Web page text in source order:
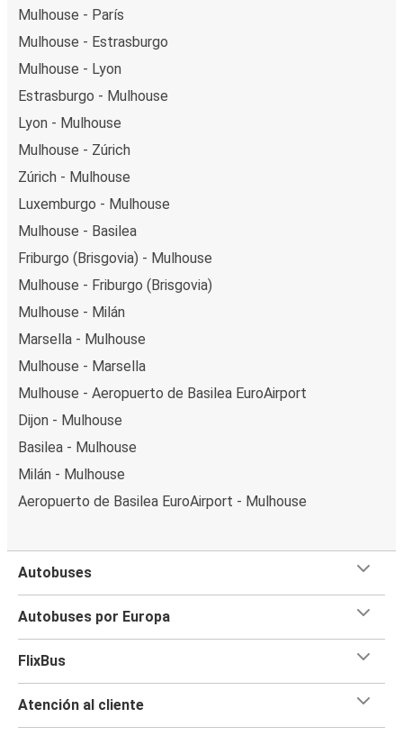
Mulhouse - París
Mulhouse - Estrasburgo
Mulhouse - Lyon
Estrasburgo - Mulhouse
Lyon - Mulhouse
Mulhouse - Zúrich
Zúrich - Mulhouse
Luxemburgo - Mulhouse
Mulhouse - Basilea
Friburgo (Brisgovia) - Mulhouse
Mulhouse - Friburgo (Brisgovia)
Mulhouse - Milán
Marsella - Mulhouse
Mulhouse - Marsella
Mulhouse - Aeropuerto de Basilea EuroAirport
Dijon - Mulhouse
Basilea - Mulhouse
Milán - Mulhouse
Aeropuerto de Basilea EuroAirport - Mulhouse
Autobuses
Autobuses por Europa
FlixBus
Atención al cliente